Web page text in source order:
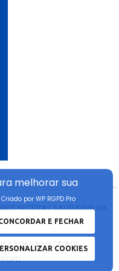
RECEITAS SAUDÁVEIS DA
melhorar sua
E FECHAR
COOKIES
Criado por WP RGPD Pro